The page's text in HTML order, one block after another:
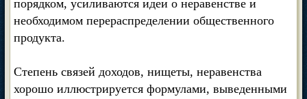
порядком, усиливаются идеи о неравенстве и
необходимом перераспределении общественного
продукта.
Степень связей доходов, нищеты, неравенства
хорошо иллюстрируется формулами, выведенными